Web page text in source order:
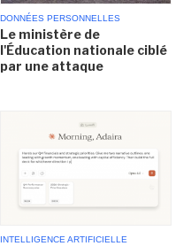
DONNÉES PERSONNELLES
Le ministère de
l'Éducation nationale ciblé
par une attaque
INTELLIGENCE ARTIFICIELLE